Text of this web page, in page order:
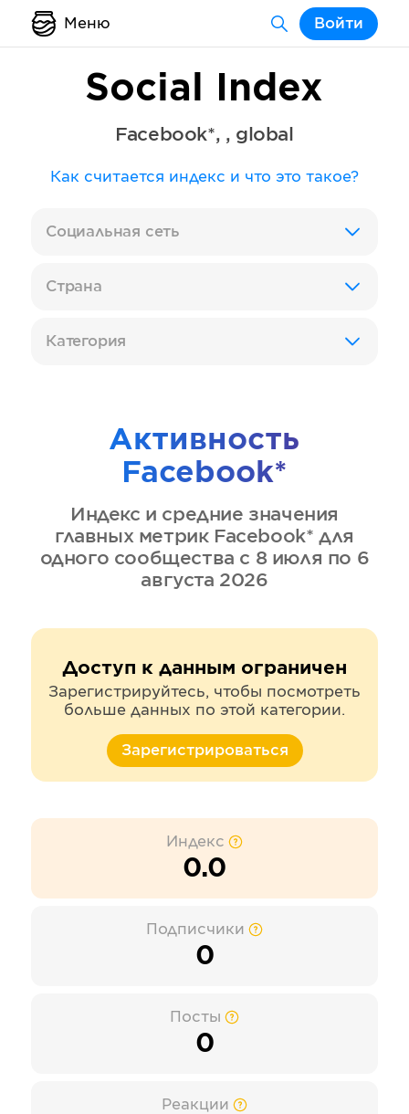
Меню Войти
Social Index
Facebook*, , global
Как считается индекс и что это такое?
Социальная сеть
Страна
Категория
Активность
Facebook*
Индекс и средние значения
главных метрик Facebook* для
одного сообщества с 8 июля по 6
августа 2026
Доступ к данным ограничен
Зарегистрируйтесь, чтобы посмотреть
больше данных по этой категории.
Зарегистрироваться
Индекс
0.0
Подписчики
0
Посты
0
Реакции